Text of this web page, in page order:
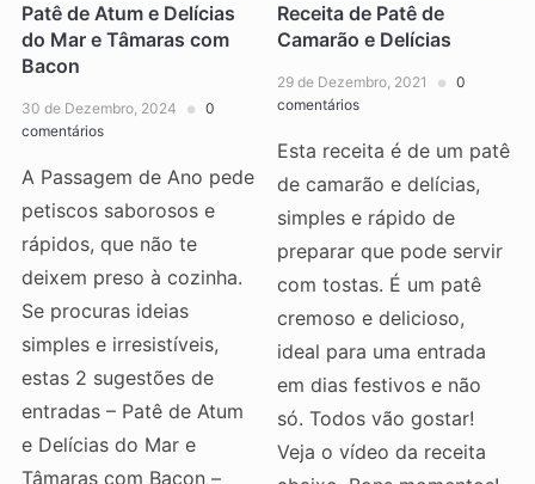
Patê de Atum e Delícias
do Mar e Tâmaras com
Bacon
30 de Dezembro, 2024
0
comentários
A Passagem de Ano pede
petiscos saborosos e
rápidos, que não te
deixem preso à cozinha.
Se procuras ideias
simples e irresistíveis,
estas 2 sugestões de
entradas – Patê de Atum
e Delícias do Mar e
Tâmaras com Bacon –
Receita de Patê de
Camarão e Delícias
29 de Dezembro, 2021
0
comentários
Esta receita é de um patê
de camarão e delícias,
simples e rápido de
preparar que pode servir
com tostas. É um patê
cremoso e delicioso,
ideal para uma entrada
em dias festivos e não
só. Todos vão gostar!
Veja o vídeo da receita